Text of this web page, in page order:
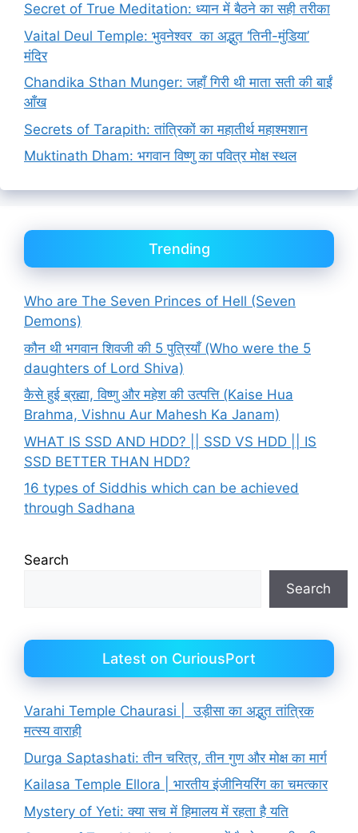
Secret of True Meditation: ध्यान में बैठने का सही तरीका
Vaital Deul Temple: भुवनेश्वर का अद्भुत ‘तिनी-मुंडिया’
मंदिर
Chandika Sthan Munger: जहाँ गिरी थी माता सती की बाईं
आँख
Secrets of Tarapith: तांत्रिकों का महातीर्थ महाश्मशान
Muktinath Dham: भगवान विष्णु का पवित्र मोक्ष स्थल
Trending
Who are The Seven Princes of Hell (Seven
Demons)
कौन थी भगवान शिवजी की 5 पुत्रियाँ (Who were the 5
daughters of Lord Shiva)
कैसे हुई ब्रह्मा, विष्णु और महेश की उत्पत्ति (Kaise Hua
Brahma, Vishnu Aur Mahesh Ka Janam)
WHAT IS SSD AND HDD? || SSD VS HDD || IS
SSD BETTER THAN HDD?
16 types of Siddhis which can be achieved
through Sadhana
Search
Search
Latest on CuriousPort
Varahi Temple Chaurasi | उड़ीसा का अद्भुत तांत्रिक
मत्स्य वाराही
Durga Saptashati: तीन चरित्र, तीन गुण और मोक्ष का मार्ग
Kailasa Temple Ellora | भारतीय इंजीनियरिंग का चमत्कार
Mystery of Yeti: क्या सच में हिमालय में रहता है यति